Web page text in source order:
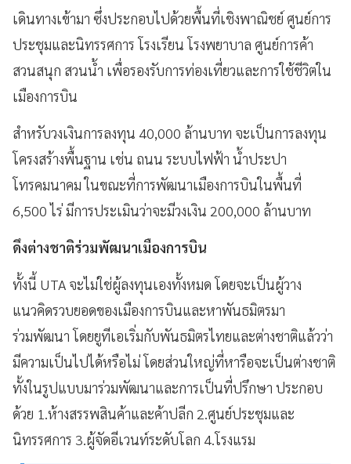
เดินทางเข้ามา ซึ่งประกอบไปด้วยพื้นที่เชิงพาณิชย์ ศูนย์การ
ประชุมและนิทรรศการ โรงเรียน โรงพยาบาล ศูนย์การค้า
สวนสนุก สวนน้ำ เพื่อรองรับการท่องเที่ยวและการใช้ชีวิตใน
เมืองการบิน
สำหรับวงเงินการลงทุน 40,000 ล้านบาท จะเป็นการลงทุน
โครงสร้างพื้นฐาน เช่น ถนน ระบบไฟฟ้า น้ำประปา
โทรคมนาคม ในขณะที่การพัฒนาเมืองการบินในพื้นที่
6,500 ไร่ มีการประเมินว่าจะมีวงเงิน 200,000 ล้านบาท
ดึงต่างชาติร่วมพัฒนาเมืองการบิน
ทั้งนี้ UTA จะไม่ใช่ผู้ลงทุนเองทั้งหมด โดยจะเป็นผู้วาง
แนวคิดรวบยอดของเมืองการบินและหาพันธมิตรมา
ร่วมพัฒนา โดยยูทีเอเริ่มกับพันธมิตรไทยและต่างชาติแล้วว่า
มีความเป็นไปได้หรือไม่ โดยส่วนใหญ่ที่หารือจะเป็นต่างชาติ
ทั้งในรูปแบบมาร่วมพัฒนาและการเป็นที่ปรึกษา ประกอบ
ด้วย 1.ห้างสรรพสินค้าและค้าปลีก 2.ศูนย์ประชุมและ
นิทรรศการ 3.ผู้จัดอีเวนท์ระดับโลก 4.โรงแรม